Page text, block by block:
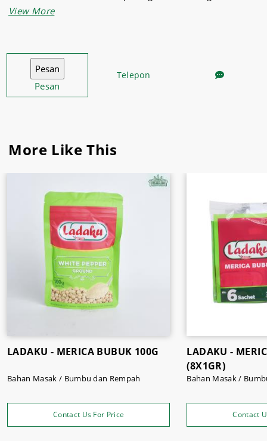
tambahan pada rendang, bakmi, atau masakan lainnya
Pesan
Telepon
More Like This
LADAKU - MERICA BUBUK 100G
Bahan Masak / Bumbu dan Rempah
Contact Us For Price
LADAKU -
(8X1GR)
Bahan Masak /
Contact